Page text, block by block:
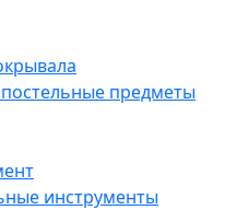
предметы
инструменты